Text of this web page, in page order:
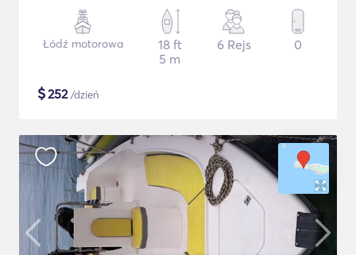
Łódź motorowa
18 ft
5 m
6 Rejs 0
$252/dzień